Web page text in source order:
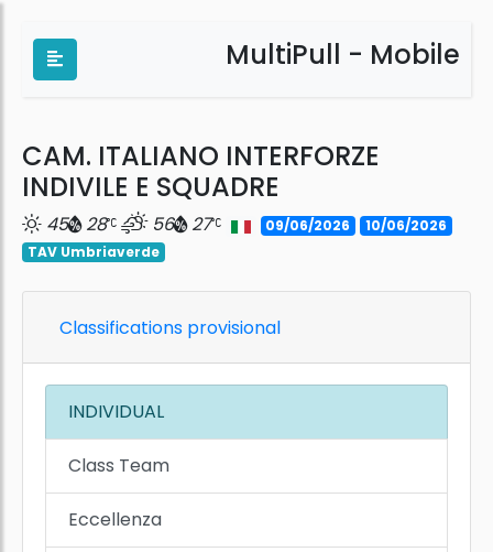
MultiPull - Mobile
CAM. ITALIANO INTERFORZE
INDIVILE E SQUADRE
45 28 56 27 09/06/2026
10/06/2026
TAV Umbriaverde
Classifications provisional
INDIVIDUAL
Class Team
Eccellenza